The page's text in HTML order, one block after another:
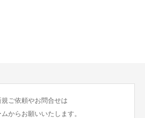
規ご依頼やお問合せは
からお願いいたします。